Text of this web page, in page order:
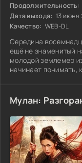
Продолжительность:
Дата выхода: 13 июня
Качество: WEB-DL
Середина
ещё не знаменитый
молодой землемер
начинает понимать,
Мулан: